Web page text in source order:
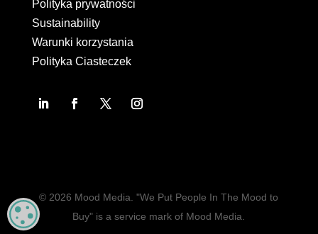
Polityka prywatności
Sustainability
Warunki korzystania
Polityka Ciasteczek
© 2026 Mood Media. "We Put People In The Mood to
Buy" is a service mark of Mood Media.
MANAGE PRIVACY